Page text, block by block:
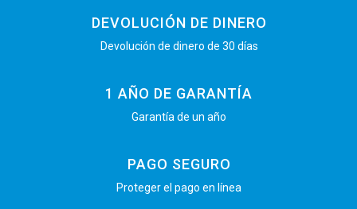
DEVOLUCIÓN DE DINERO
Devolución de dinero de 30 días
1 AÑO DE GARANTÍA
Garantía de un año
PAGO SEGURO
Proteger el pago en línea